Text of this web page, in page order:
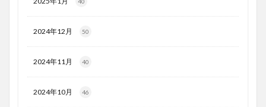
2024年12月 50
2024年11月 40
2024年10月 46